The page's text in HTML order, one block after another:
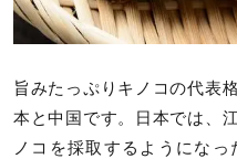
旨みたっぷりキノコの代表
本と中国です。日本では、
ノコを採取するようにな